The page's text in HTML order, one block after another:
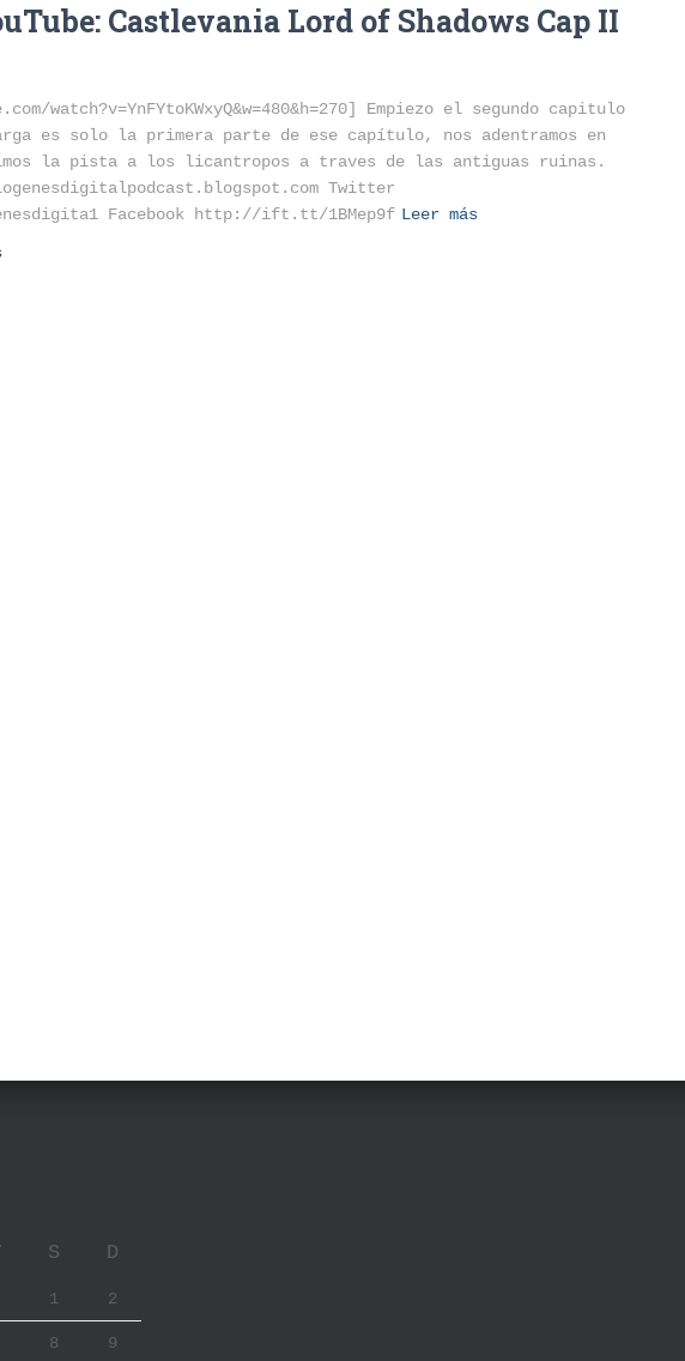
Castlevania Lord of Shadows Cap II
watch?v=YnFYtoKWxyQ&w=480&h=270] Empiezo el segundo capitulo
es solo la primera parte de ese capítulo, nos adentramos en
la pista a los licantropos a traves de las antiguas ruinas.
Twitter
Facebook http://ift.tt/1BMep9f Leer más
S D
1 2
8 9